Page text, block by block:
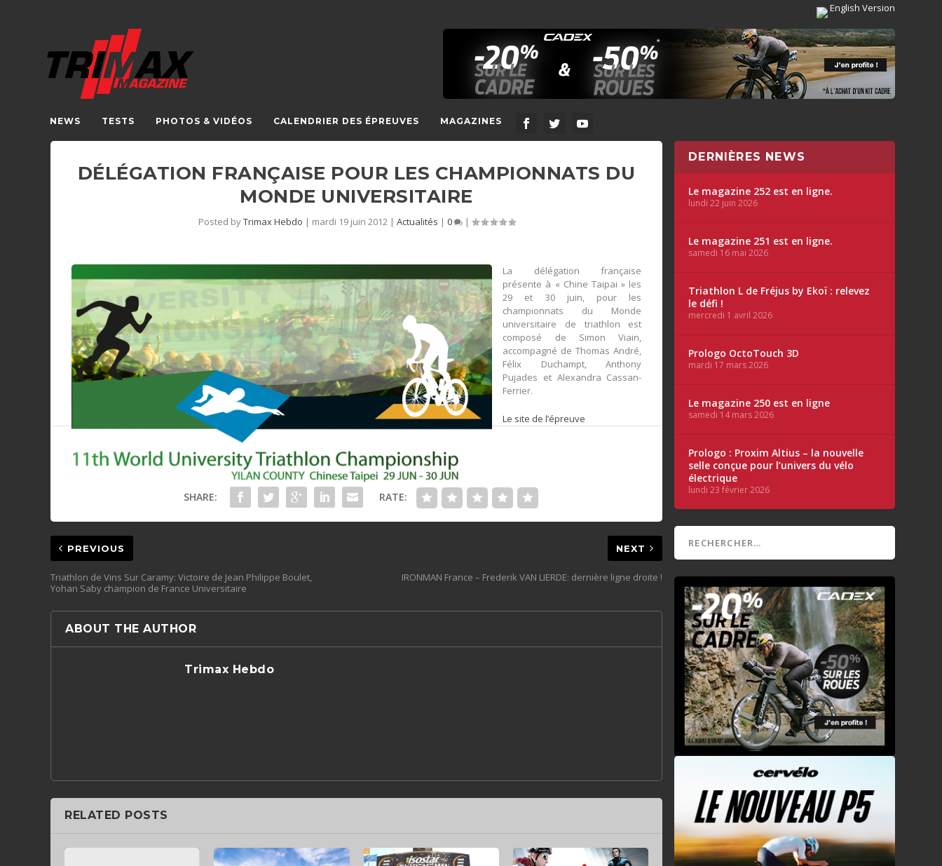
English Version
NEWS TESTS PHOTOS & VIDÉOS CALENDRIER DES ÉPREUVES MAGAZINES
DÉLÉGATION FRANÇAISE POUR LES CHAMPIONNATS DU
MONDE UNIVERSITAIRE
Posted byTrimax Hebdo | mardi 19 juin 2012| Actualités | 0 |
La délégation française
présente à « Chine Taipai » les
29 et 30 juin, pour les
championnats du Monde
universitaire de triathlon est
composé de Simon Viain,
accompagné de Thomas André,
Félix Duchampt, Anthony
Pujades et Alexandra Cassan-
Ferrier.
Le site de l’épreuve
SHARE: RATE:
PREVIOUS
Triathlon de Vins Sur Caramy: Victoire de Jean Philippe Boulet,
Yohan Saby champion de France Universitaire
NEXT
IRONMAN France – Frederik VAN LIERDE: dernière ligne droite !
ABOUT THE AUTHOR
Trimax Hebdo
RELATED POSTS
DERNIÈRES NEWS
Le magazine 252 est en ligne.
lundi 22 juin 2026
Le magazine 251 est en ligne.
samedi 16 mai 2026
Triathlon L de Fréjus by Ekoï : relevez
le défi !
mercredi 1 avril 2026
Prologo OctoTouch 3D
mardi 17 mars 2026
Le magazine 250 est en ligne
samedi 14 mars 2026
Prologo : Proxim Altius – la nouvelle
selle conçue pour l’univers du vélo
électrique
lundi 23 février 2026